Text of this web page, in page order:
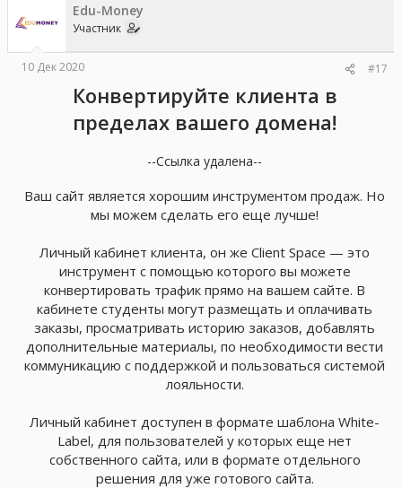
Edu-Money
Участник
10 Дек 2020 #17
Конвертируйте клиента в
пределах вашего домена!
--Ссылка удалена--
Ваш сайт является хорошим инструментом продаж. Но
мы можем сделать его еще лучше!
Личный кабинет клиента, он же Client Space — это
инструмент с помощью которого вы можете
конвертировать трафик прямо на вашем сайте. В
кабинете студенты могут размещать и оплачивать
заказы, просматривать историю заказов, добавлять
дополнительные материалы, по необходимости вести
коммуникацию с поддержкой и пользоваться системой
лояльности.
Личный кабинет доступен в формате шаблона White-
Label, для пользователей у которых еще нет
собственного сайта, или в формате отдельного
решения для уже готового сайта.